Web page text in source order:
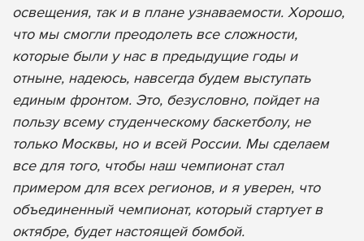
освещения, так и в плане узнаваемости. Хорошо,
что мы смогли преодолеть все сложности,
которые были у нас в предыдущие годы и
отныне, надеюсь, навсегда будем выступать
единым фронтом. Это, безусловно, пойдет на
пользу всему студенческому баскетболу, не
только Москвы, но и всей России. Мы сделаем
все для того, чтобы наш чемпионат стал
примером для всех регионов, и я уверен, что
объединенный чемпионат, который стартует в
октябре, будет настоящей бомбой.